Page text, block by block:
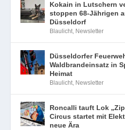
Kokain in Lutschern
stoppen 68-Jährigen
Düsseldorf
Blaulicht, Newsletter
Düsseldorfer
Waldbrandeinsatz in
Heimat
Blaulicht, Newsletter
Roncalli tauft Lok
Circus startet mit
neue Ära